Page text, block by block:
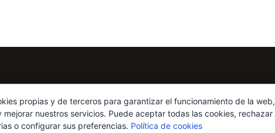
propias y de terceros para garantizar el funcionamiento de la web,
mejorar nuestros servicios. Puede aceptar todas las cookies, rechazar
o configurar sus preferencias. Política de cookies